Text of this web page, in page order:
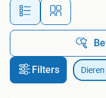
Filters